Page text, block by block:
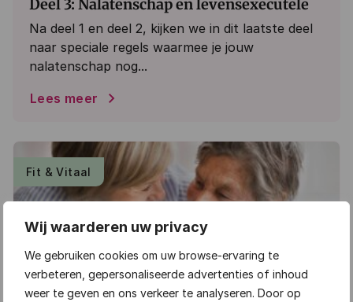
Wij waarderen uw privacy
We gebruiken cookies om uw browse-ervaring te
verbeteren, gepersonaliseerde advertenties of inhoud
weer te geven en ons verkeer te analyseren. Door op
Deel 3: Nalatenschap en levensexecutele
Na deel 1 en deel 2, kijken we in dit laatste deel
naar speciale regels waarmee je jouw
nalatenschap nog...
Lees meer
Fit & Vitaal